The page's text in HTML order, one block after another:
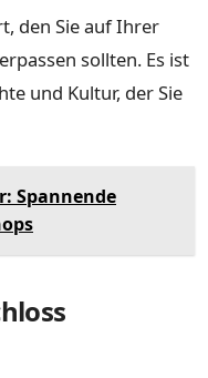
den Sie auf Ihrer
sollten. Es ist
und Kultur, der Sie
Spannende